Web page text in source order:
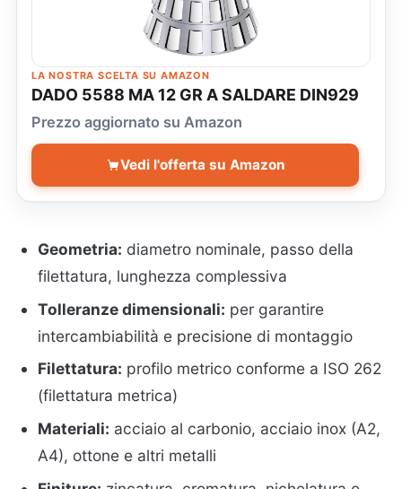
LA NOSTRA SCELTA SU AMAZON
DADO 5588 MA 12 GR A SALDARE DIN929
Prezzo aggiornato su Amazon
Vedi l'offerta su Amazon
Geometria: diametro nominale, passo della
filettatura, lunghezza complessiva
Tolleranze dimensionali: per garantire
intercambiabilità e precisione di montaggio
Filettatura: profilo metrico conforme a ISO 262
(filettatura metrica)
Materiali: acciaio al carbonio, acciaio inox (A2,
A4), ottone e altri metalli